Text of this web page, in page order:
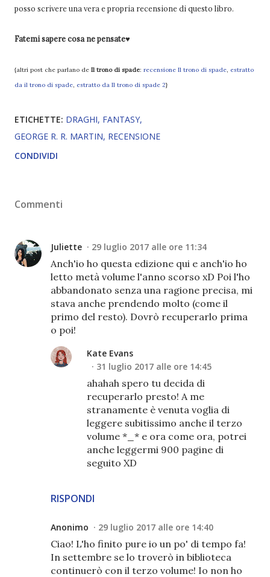
posso scrivere una vera e propria recensione di questo libro.
Fatemi sapere cosa ne pensate♥
{altri post che parlano de Il trono di spade: recensione Il trono di spade, estratto
da il trono di spade, estratto da Il trono di spade 2}
ETICHETTE: DRAGHI FANTASY
GEORGE R. R. MARTIN RECENSIONE
CONDIVIDI
Commenti
Juliette 29 luglio 2017 alle ore 11:34
Anch'io ho questa edizione qui e anch'io ho
letto metà volume l'anno scorso xD Poi l'ho
abbandonato senza una ragione precisa, mi
stava anche prendendo molto (come il
primo del resto). Dovrò recuperarlo prima
o poi!
RISPONDI
Kate Evans
31 luglio 2017 alle ore 14:45
ahahah spero tu decida di
recuperarlo presto! A me
stranamente è venuta voglia di
leggere subitissimo anche il terzo
volume *_* e ora come ora, potrei
anche leggermi 900 pagine di
seguito XD
Anonimo 29 luglio 2017 alle ore 14:40
Ciao! L'ho finito pure io un po' di tempo fa!
In settembre se lo troverò in biblioteca
continuerò con il terzo volume! Io non ho